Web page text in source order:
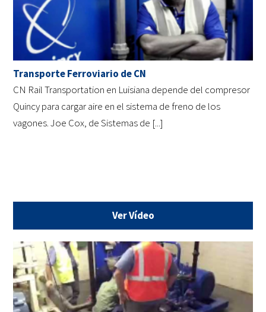
Transporte Ferroviario de CN
CN Rail Transportation en Luisiana depende del compresor
Quincy para cargar aire en el sistema de freno de los
vagones. Joe Cox, de Sistemas de [...]
Ver Vídeo